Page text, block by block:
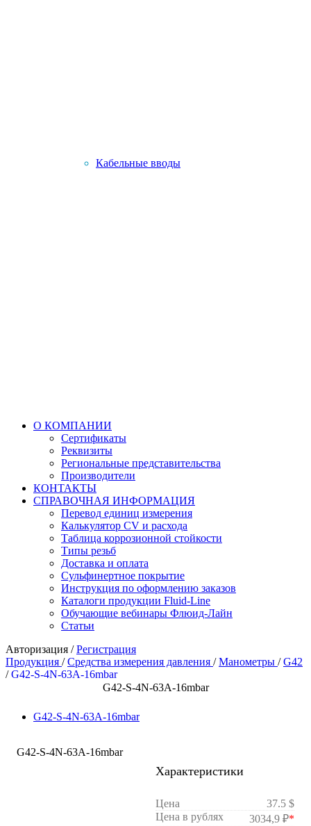
Кабельные вводы
О КОМПАНИИ
Сертификаты
Реквизиты
Региональные представительства
Производители
КОНТАКТЫ
СПРАВОЧНАЯ ИНФОРМАЦИЯ
Перевод единиц измерения
Калькулятор CV и расхода
Таблица коррозионной стойкости
Типы резьб
Доставка и оплата
Сульфинертное покрытие
Инструкция по оформлению заказов
Каталоги продукции Fluid-Line
Обучающие вебинары Флюид-Лайн
Статьи
Авторизация /Регистрация
Продукция /Средства измерения давления /Манометры /G42
/G42-S-4N-63A-16mbar
G42-S-4N-63A-16mbar
G42-S-4N-63A-16mbar
G42-S-4N-63A-16mbar
Характеристики
Цена
37.5 $
Цена в рублях
3034,9 ₽*